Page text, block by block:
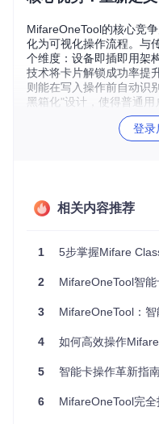
MifareOneTool的核心竞
化为可视化操作流程。与
个维度：设备即插即用架
技术将卡片解锁成功率提
则能在写入操作前自动识
黑箱化"设计，使得普通
可完成专业级卡片管理任
：通过读
场景化解决方案：
张卡片手动写入数据，耗
请执行以
件"→"新建模板"，在弹出
全访问权限），数据区填
成后保存为".mft"格式模
片配置。
📌② 设备配置请确认已
登录
相关内容推荐
1 5步掌握Mifare Classic
2 MifareOneTool智能卡可视化
3 MifareOneTool：
4 如何高效操作Mifare
5 智能卡操作革新指南：
6 MifareOneTool完全指